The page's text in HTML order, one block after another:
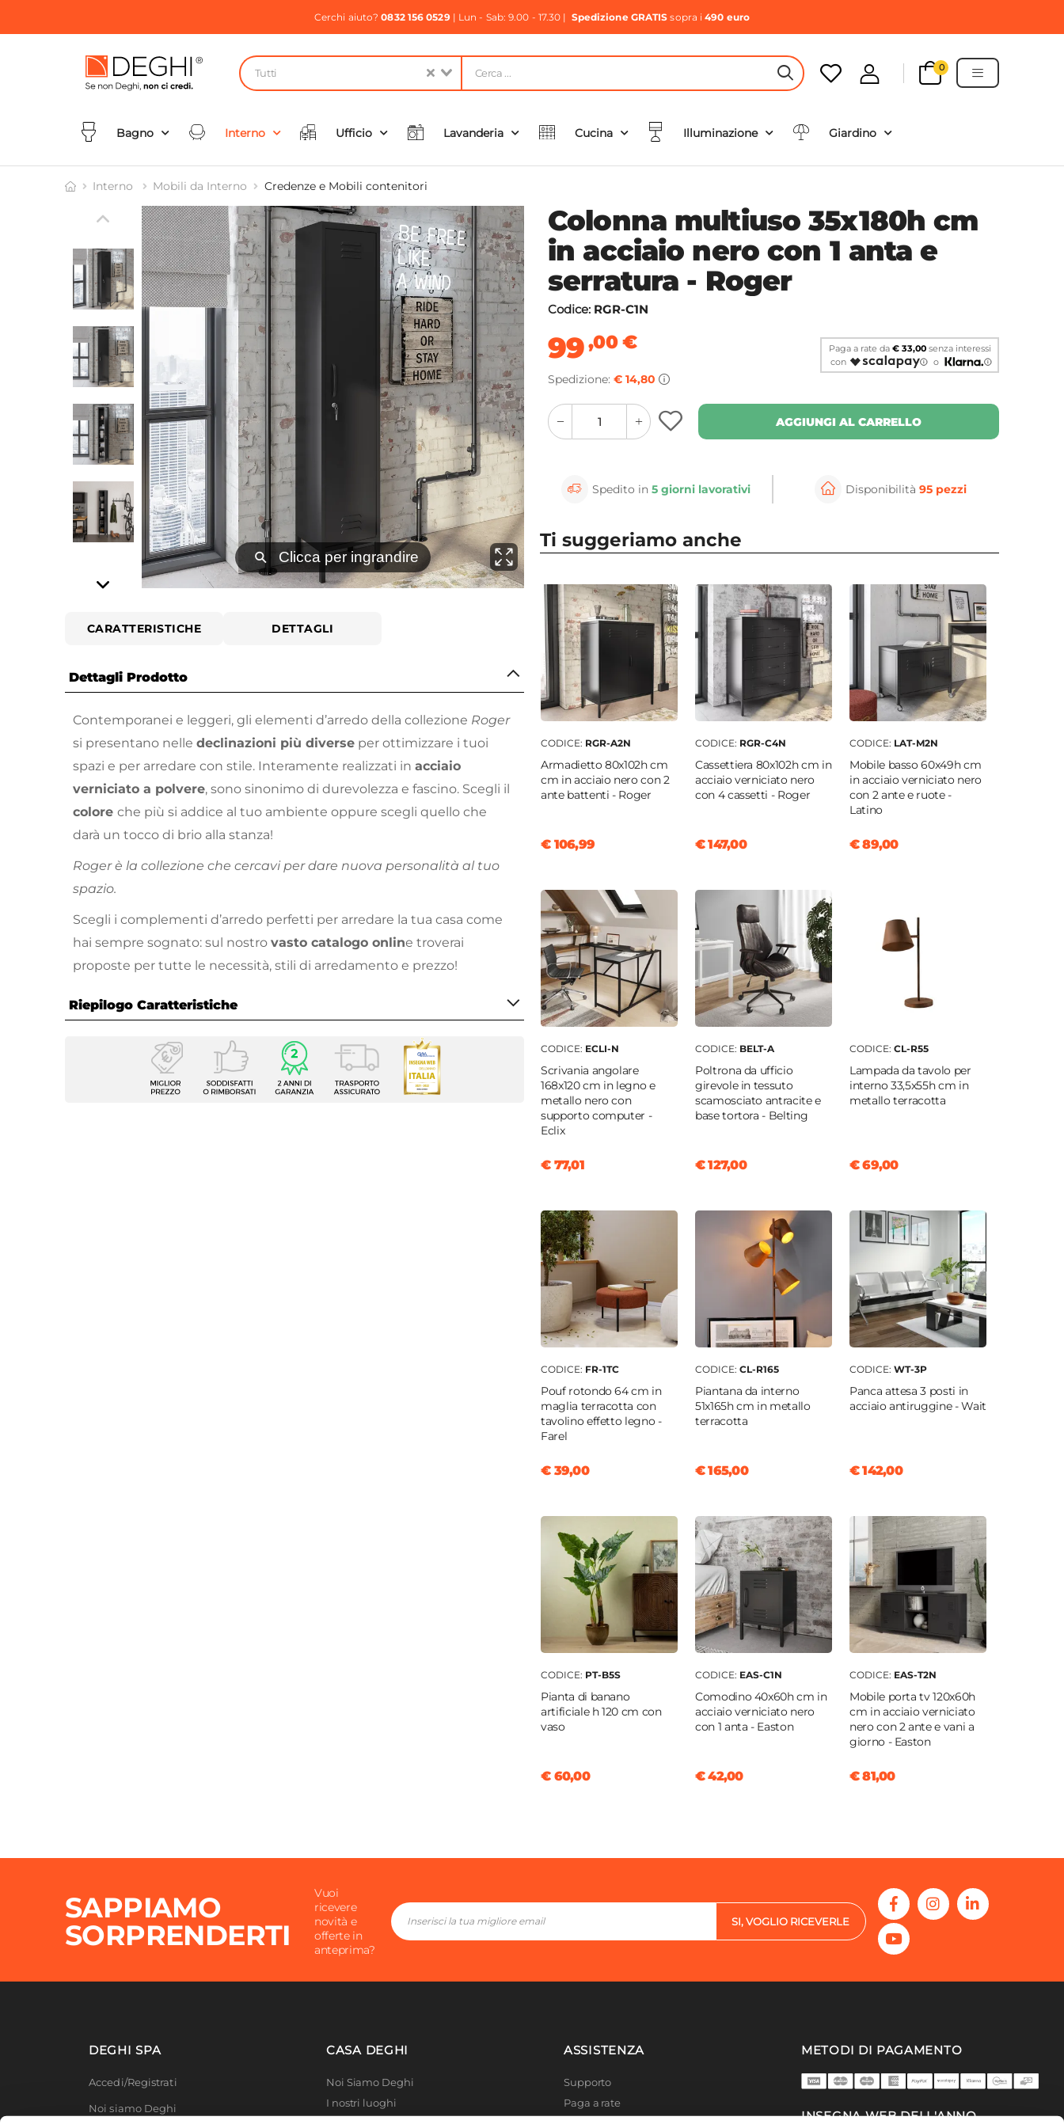
Cerchi aiuto?0832 156 0529| Lun - Sab: 9.00 - 17.30 | Spedizione GRATIS sopra i490 euro
Tutti HEADER SEARCH BUTTON
0
Bagno Interno Ufficio Lavanderia Cucina Illuminazione Giardino
Interno Mobili da Interno Credenze e Mobili contenitori
⚲ Clicca per ingrandire ⚲ Clicca per ingrandire
CARATTERISTICHE DETTAGLI
Dettagli Prodotto
Contemporanei e leggeri, gli elementi d’arredo della collezione Roger
si presentano nelle declinazioni più diverse per ottimizzare i tuoi
spazi e per arredare con stile. Interamente realizzati in acciaio
verniciato a polvere, sono sinonimo di durevolezza e fascino. Scegli il
colore che più si addice al tuo ambiente oppure scegli quello che
darà un tocco di brio alla stanza!
Roger è la collezione che cercavi per dare nuova personalità al tuo
spazio.
Scegli i complementi d’arredo perfetti per arredare la tua casa come
hai sempre sognato: sul nostro vasto catalogo online troverai
proposte per tutte le necessità, stili di arredamento e prezzo!
Riepilogo Caratteristiche
Caratteristiche
Mobile multiuso
Roger
Colonna multiuso 35x180h cm
in acciaio nero con 1 anta e
serratura - Roger
Codice: RGR-C1N
99,00€
Spedizione: € 14,80
Paga a rate da € 33,00senza interessi
con
o
quantity
button
quantity
minus
button
AGGIUNGI AL CARRELLO
Spedito in5 giorni lavorativi Disponibilità 95 pezzi
Ti suggeriamo anche
CODICE: RGR-A2N
Armadietto 80x102h cm
cm in acciaio nero con 2
ante battenti - Roger
€ 106,99
CODICE: RGR-C4N
Cassettiera 80x102h cm in
acciaio verniciato nero
con 4 cassetti - Roger
€ 147,00
CODICE: LAT-M2N
Mobile basso 60x49h cm
in acciaio verniciato nero
con 2 ante e ruote -
Latino
€ 89,00
CODICE: ECLI-N
Scrivania angolare
168x120 cm in legno e
metallo nero con
supporto computer -
Eclix
€ 77,01
CODICE: BELT-A
Poltrona da ufficio
girevole in tessuto
scamosciato antracite e
base tortora - Belting
€ 127,00
CODICE: CL-R55
Lampada da tavolo per
interno 33,5x55h cm in
metallo terracotta
€ 69,00
CODICE: FR-1TC
Pouf rotondo 64 cm in
maglia terracotta con
tavolino effetto legno -
Farel
€ 39,00
CODICE: CL-R165
Piantana da interno
51x165h cm in metallo
terracotta
€ 165,00
CODICE: WT-3P
Panca attesa 3 posti in
acciaio antiruggine - Wait
€ 142,00
CODICE: PT-B5S
Pianta di banano
artificiale h 120 cm con
vaso
€ 60,00
CODICE: EAS-C1N
Comodino 40x60h cm in
acciaio verniciato nero
con 1 anta - Easton
€ 42,00
CODICE: EAS-T2N
Mobile porta tv 120x60h
cm in acciaio verniciato
nero con 2 ante e vani a
giorno - Easton
€ 81,00
SAPPIAMO
SORPRENDERTI
Vuoi
ricevere
novità e
offerte in
anteprima?
SI, VOGLIO RICEVERLE
DEGHI SPA
Accedi/Registrati
Noi siamo Deghi
CASA DEGHI
Noi Siamo Deghi
I nostri luoghi
ASSISTENZA
Supporto
Paga a rate
METODI DI PAGAMENTO
INSEGNA WEB DELL'ANNO